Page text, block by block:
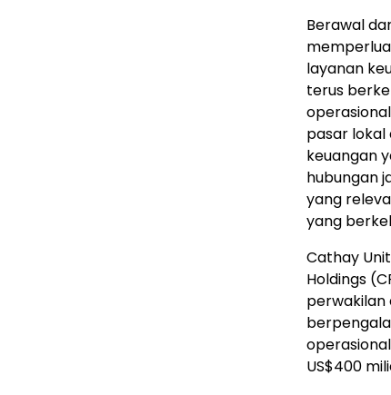
Berawal
layanan
terus
pasar lokal
keuangan
hubungan
yang
yang
Cathay
Holdings
perwakilan
US$400